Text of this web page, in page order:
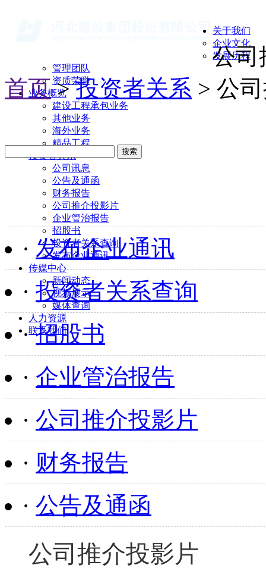
关于我们
企业文化
发展历程
管理团队
资质荣誉
业务概览
建设工程承包业务
其他业务
海外业务
精品工程
投资者关系
公司讯息
公告及通函
财务报告
公司推介投影片
企业管治报告
招股书
投资者关系查询
发布企业通讯
传媒中心
新闻动态
视频展示
媒体查询
人力资源
联系我们
公司
首页>投资者关系 > 公
搜索
· 发布企业通讯
· 投资者关系查询
·招股书
· 企业管治报告
· 公司推介投影片
· 财务报告
· 公告及通函
公司推介投影片